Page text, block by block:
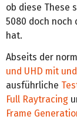
ob diese These
5080 doch noch
hat.
Abseits der
und UHD mit
ausführliche
Full Raytracing
Frame